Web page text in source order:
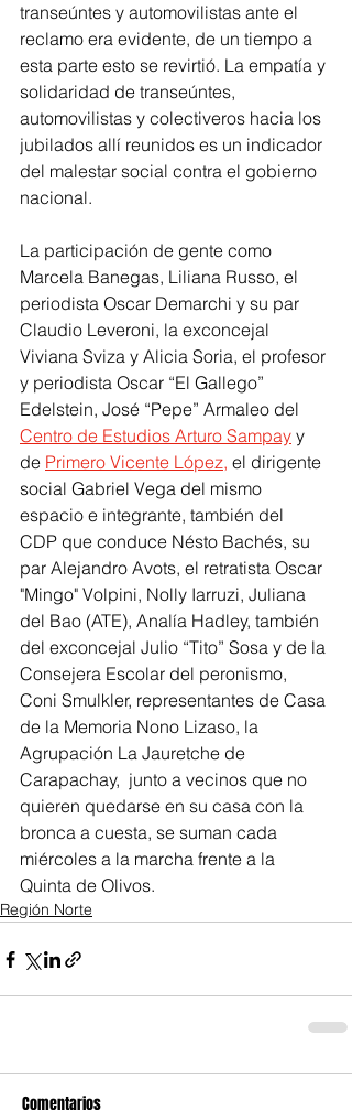
transeúntes y automovilistas ante el
reclamo era evidente, de un tiempo a
esta parte esto se revirtió. La empatía y
solidaridad de transeúntes,
automovilistas y colectiveros hacia los
jubilados allí reunidos es un indicador
del malestar social contra el gobierno
nacional.
La participación de gente como
Marcela Banegas, Liliana Russo, el
periodista Oscar Demarchi y su par
Claudio Leveroni, la exconcejal
Viviana Sviza y Alicia Soria, el profesor
y periodista Oscar “El Gallego”
Edelstein, José “Pepe” Armaleo del
Centro de Estudios Arturo Sampay y
de Primero Vicente López, el dirigente
social Gabriel Vega del mismo
espacio e integrante, también del
CDP que conduce Nésto Bachés, su
par Alejandro Avots, el retratista Oscar
"Mingo" Volpini, Nolly Iarruzi, Juliana
del Bao (ATE), Analía Hadley, también
del exconcejal Julio “Tito” Sosa y de la
Consejera Escolar del peronismo,
Coni Smulkler, representantes de Casa
de la Memoria Nono Lizaso, la
Agrupación La Jauretche de
Carapachay,  junto a vecinos que no
quieren quedarse en su casa con la
bronca a cuesta, se suman cada
miércoles a la marcha frente a la
Quinta de Olivos.
Región Norte
Comentarios